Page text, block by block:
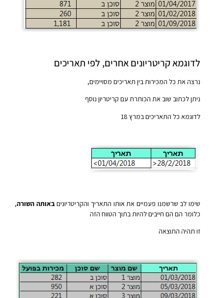
לדוגמא קריטריונים אחרים, לפי תאריכים
נרצה את כל המכירות בין תאריכים מסויימים,
ניתן לכתוב שוב את הכותרת עם קריטריון נוסף
לדוגמא כל התאריכים במרץ 18
שימו לב שרשמנו פעמיים את אותו התאריך והקריטריונים באותה השורה,
כלומר הם הם חייבים להיות בתוך הטווח הזה
זו תהיה התוצאה